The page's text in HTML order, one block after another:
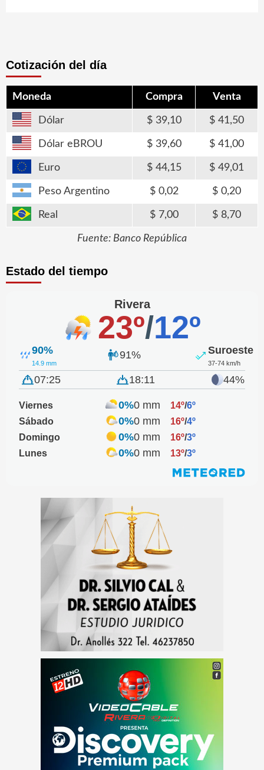
Cotización del día
Moneda Compra Venta
Dólar 39,10 41,50
Dólar eBROU 39,60 41,00
Euro 44,15 49,01
Peso Argentino 0,02 0,20
Real 7,00 8,70
Fuente: Banco República
Estado del tiempo
Rivera
23º/12º
90%
14.9 mm
91% Suroeste
37-74 km/h
07:25 18:11 44%
Viernes 0%0 mm 14º/6º
Sábado
0%0 mm 16º/4º
Domingo
0%0 mm 16º/3º
Lunes
0%0 mm 13º/3º